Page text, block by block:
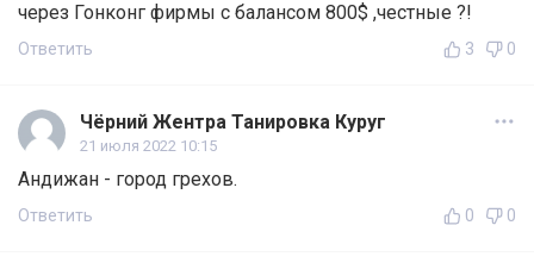
через Гонконг фирмы с балансом 800$ ,честные ?!
Ответить 3 0
Чёрний Жентра Танировка Куруг
21 июля 2022 10:15
Андижан - город грехов.
Ответить 0 0